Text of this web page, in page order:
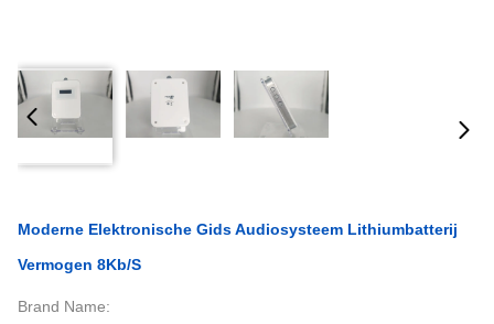
Moderne Elektronische Gids Audiosysteem Lithiumbatterij
Vermogen 8Kb/S
Brand Name: